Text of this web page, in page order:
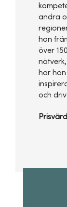
andra
hon
över
har
och